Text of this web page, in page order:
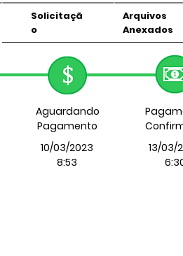
Solicitaçã
o
Arquivos
Anexados
Aguardando
Pagamento
10/03/2023
8:53
13/03/